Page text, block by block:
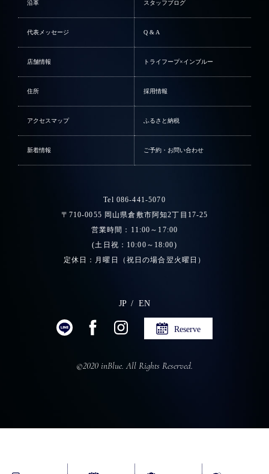
沿革 スタッフブログ
代表メッセージ Q & A
店舗情報 トライフープ×インブルー
住所 採用情報
アクセスマップ ふるさと納税
新着情報 ご予約・お問い合わせ
Tel 086-441-5070
〒710-0055 岡山県倉敷市阿知2丁目17-25
営業時間：11:00～17:00
(土日祝：10:00～18:00)
定休日：月曜日（祝日の場合翌火曜日）
JP EN
Reserve
©2020 inBlue. All Rights Reserved.